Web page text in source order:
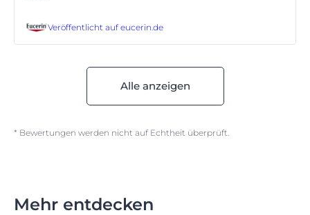
Veröffentlicht auf eucerin.de
Alle anzeigen
* Bewertungen werden nicht auf Echtheit überprüft.
Mehr entdecken